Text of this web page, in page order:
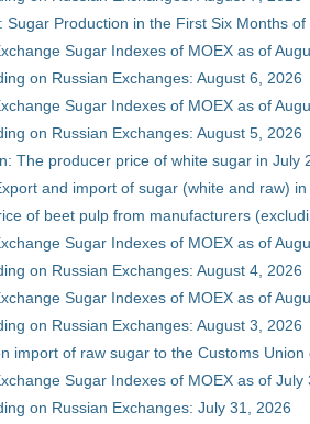
Sugar Production in the First Six Months of
Sugar Indexes of MOEX as of
on Russian Exchanges: August 6, 2026
Sugar Indexes of MOEX as of
on Russian Exchanges: August 5, 2026
The producer price of white sugar in July
and import of sugar (white and raw)
of beet pulp from manufacturers
Sugar Indexes of MOEX as of
on Russian Exchanges: August 4, 2026
Sugar Indexes of MOEX as of
on Russian Exchanges: August 3, 2026
import of raw sugar to the Customs
Sugar Indexes of MOEX as of July
on Russian Exchanges: July 31, 2026